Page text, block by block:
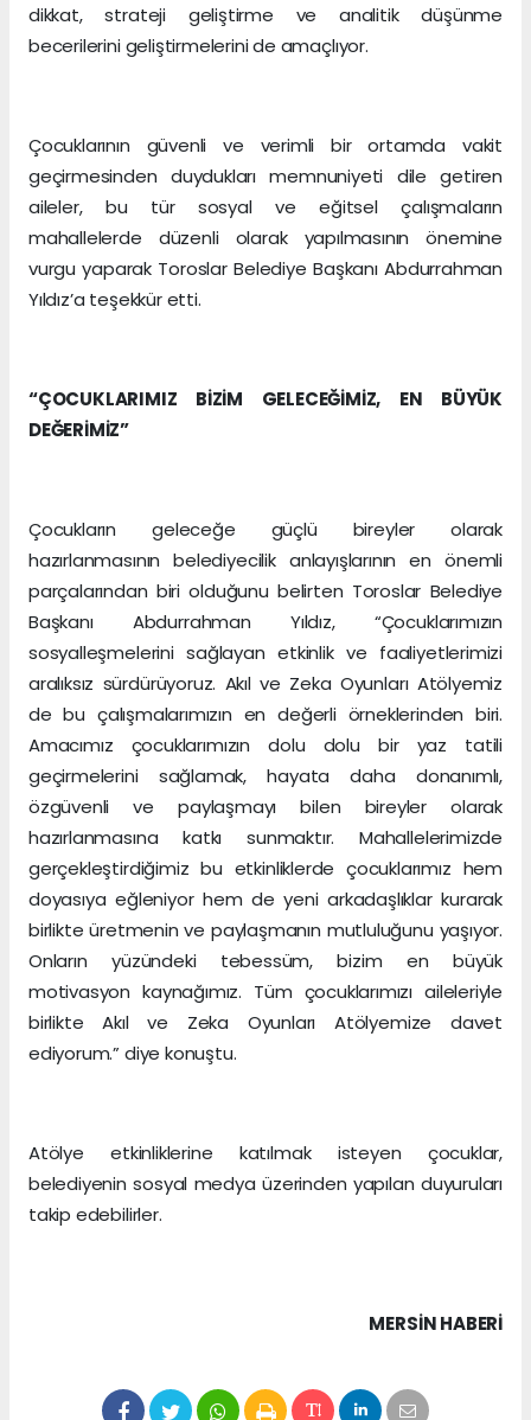
dikkat, strateji geliştirme ve analitik düşünme
becerilerini geliştirmelerini de amaçlıyor.
Çocuklarının güvenli ve verimli bir ortamda vakit
geçirmesinden duydukları memnuniyeti dile getiren
aileler, bu tür sosyal ve eğitsel çalışmaların
mahallelerde düzenli olarak yapılmasının önemine
vurgu yaparak Toroslar Belediye Başkanı Abdurrahman
Yıldız’a teşekkür etti.
“ÇOCUKLARIMIZ BİZİM GELECEĞİMİZ, EN BÜYÜK
DEĞERİMİZ”
Çocukların geleceğe güçlü bireyler olarak
hazırlanmasının belediyecilik anlayışlarının en önemli
parçalarından biri olduğunu belirten Toroslar Belediye
Başkanı Abdurrahman Yıldız, “Çocuklarımızın
sosyalleşmelerini sağlayan etkinlik ve faaliyetlerimizi
aralıksız sürdürüyoruz. Akıl ve Zeka Oyunları Atölyemiz
de bu çalışmalarımızın en değerli örneklerinden biri.
Amacımız çocuklarımızın dolu dolu bir yaz tatili
geçirmelerini sağlamak, hayata daha donanımlı,
özgüvenli ve paylaşmayı bilen bireyler olarak
hazırlanmasına katkı sunmaktır. Mahallelerimizde
gerçekleştirdiğimiz bu etkinliklerde çocuklarımız hem
doyasıya eğleniyor hem de yeni arkadaşlıklar kurarak
birlikte üretmenin ve paylaşmanın mutluluğunu yaşıyor.
Onların yüzündeki tebessüm, bizim en büyük
motivasyon kaynağımız. Tüm çocuklarımızı aileleriyle
birlikte Akıl ve Zeka Oyunları Atölyemize davet
ediyorum.” diye konuştu.
Atölye etkinliklerine katılmak isteyen çocuklar,
belediyenin sosyal medya üzerinden yapılan duyuruları
takip edebilirler.
MERSIN HABERİ